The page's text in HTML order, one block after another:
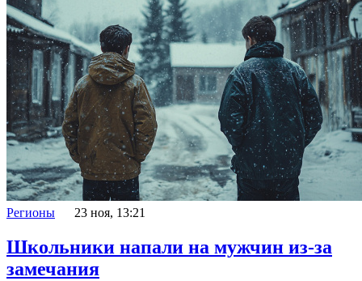
Регионы 23 ноя, 13:21
Школьники напали на мужчин из-за
замечания